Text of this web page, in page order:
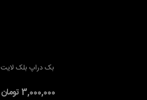
افزودن به سبد خریدبک دراپ بلک لایت
3,000,000 تومان